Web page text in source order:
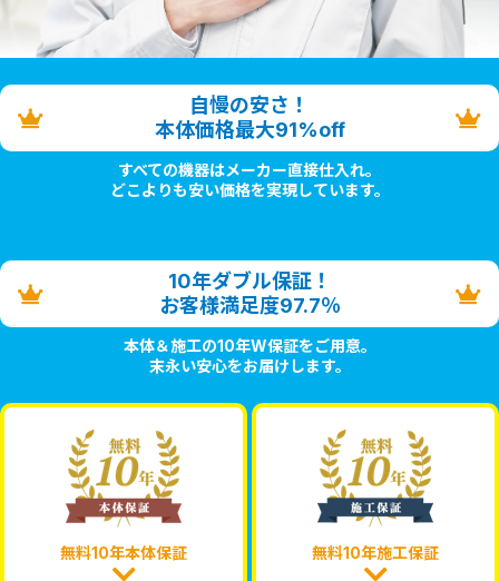
自慢の安さ！
本体価格最大91%off
すべての機器はメーカー直接仕入れ。
どこよりも安い価格を実現しています。
10年ダブル保証！
お客様満足度97.7％
本体＆施工の10年W保証をご用意。
末永い安心をお届けします。
無料10年本体保証 無料10年施工保証